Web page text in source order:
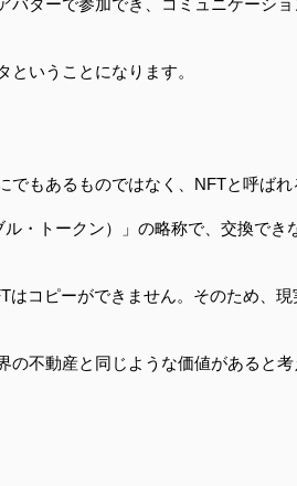
バターで参加でき、コミュニケーシ
ということになります。
でもあるものではなく、NFTと呼ば
・トークン）」の略称で、交換でき
コピーができません。そのため、
不動産と同じような価値があると考